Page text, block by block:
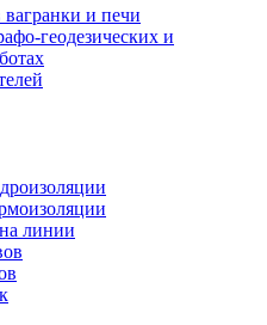
и печи
геодезических и
линии